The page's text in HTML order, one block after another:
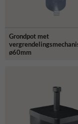
Grondpot met
ø60mm